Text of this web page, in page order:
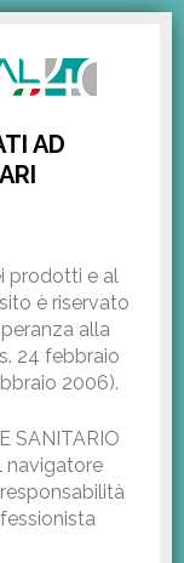
AD
prodotti e al
è riservato
alla
24 febbraio
2006).
SANITARIO
navigatore
2020